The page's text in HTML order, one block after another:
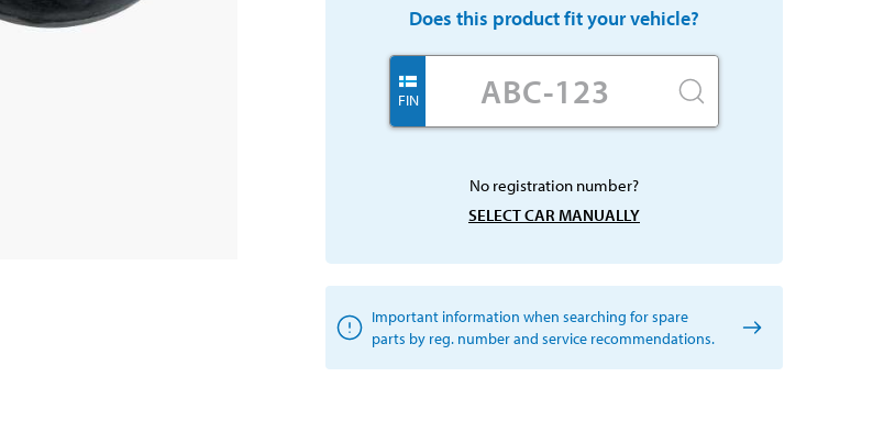
Does this product fit your vehicle?
FIN
No registration number?
SELECT CAR MANUALLY
Important information when searching for spare
parts by reg. number and service recommendations.